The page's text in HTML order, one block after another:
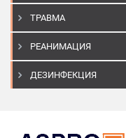
ТРАВМА
РЕАНИМАЦИЯ
ДЕЗИНФЕКЦИЯ